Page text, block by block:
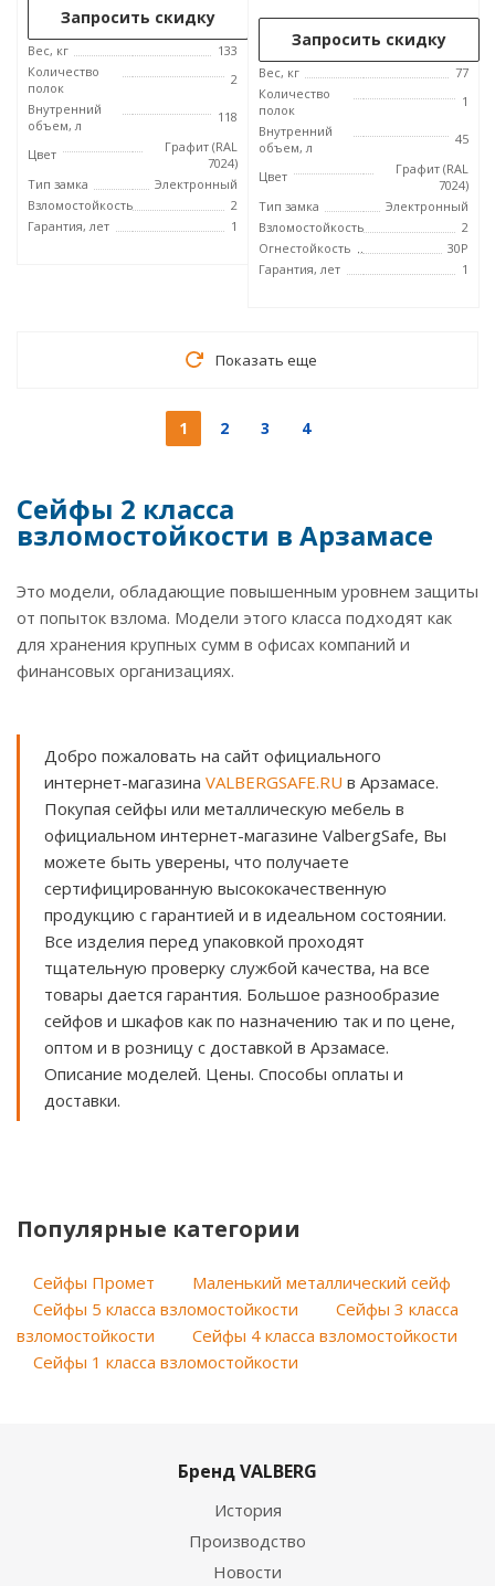
Запросить скидку
Вес, кг
133
Количество
полок
2
Внутренний
объем, л
118
Цвет
Графит (RAL
7024)
Тип замка
Электронный
Взломостойкость
2
Гарантия, лет
1
Запросить скидку
Вес, кг
77
Количество
полок
1
Внутренний
объем, л
45
Цвет
Графит (RAL
7024)
Тип замка
Электронный
Взломостойкость
2
Огнестойкость
30P
Гарантия, лет
1
Показать еще
1 2 3 4
Сейфы 2 класса
взломостойкости в Арзамасе
Это модели, обладающие повышенным уровнем защиты
от попыток взлома. Модели этого класса подходят как
для хранения крупных сумм в офисах компаний и
финансовых организациях.
Добро пожаловать на сайт официального
интернет-магазина VALBERGSAFE.RU в Арзамасе.
Покупая сейфы или металлическую мебель в
официальном интернет-магазине ValbergSafe, Вы
можете быть уверены, что получаете
сертифицированную высококачественную
продукцию с гарантией и в идеальном состоянии.
Все изделия перед упаковкой проходят
тщательную проверку службой качества, на все
товары дается гарантия. Большое разнообразие
сейфов и шкафов как по назначению так и по цене,
оптом и в розницу с доставкой в Арзамасе.
Описание моделей. Цены. Способы оплаты и
доставки.
Популярные категории
Сейфы Промет
Маленький металлический сейф
Сейфы 5 класса взломостойкости
Сейфы 3 класса
взломостойкости
Сейфы 4 класса взломостойкости
Сейфы 1 класса взломостойкости
Бренд VALBERG
История
Производство
Новости